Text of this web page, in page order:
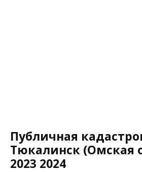
Публичная
Тюкалинск (Омская
2023 2024